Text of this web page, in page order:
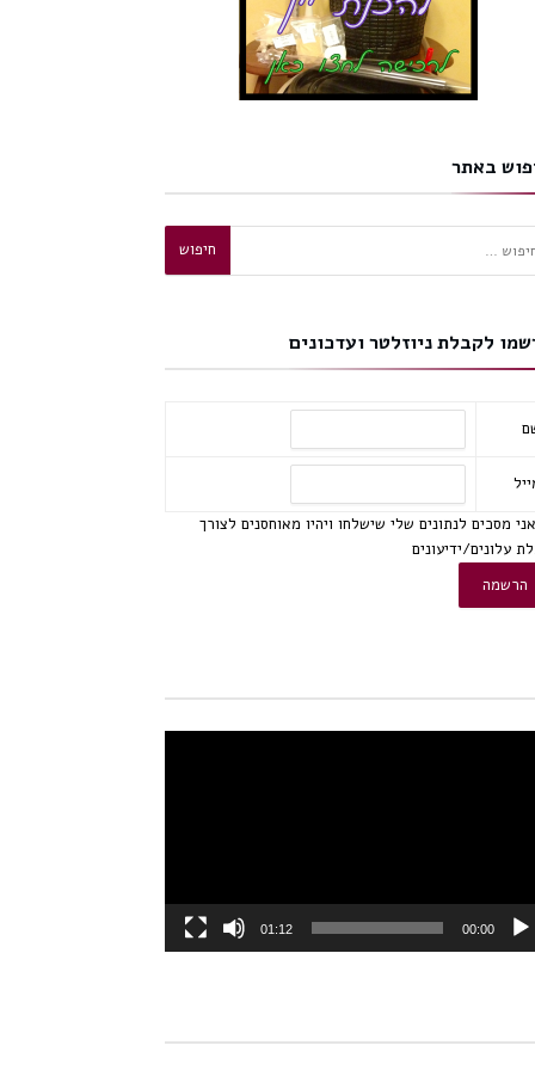
באתר
לקבלת ניוזלטר ועדכונים
אני מסכים לנתונים שלי שישלחו ויהיו מאוחסנים לצורך
עלונים/ידיעונים
00:00
01:12